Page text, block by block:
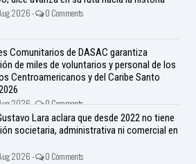
2026 - 0 Comments
Comunitarios de DASAC garantiza
de miles de voluntarios y personal de los
Centroamericanos y del Caribe Santo
2026 - 0 Comments
Lara aclara que desde 2022 no tiene
societaria, administrativa ni comercial en
2026 - 0 Comments